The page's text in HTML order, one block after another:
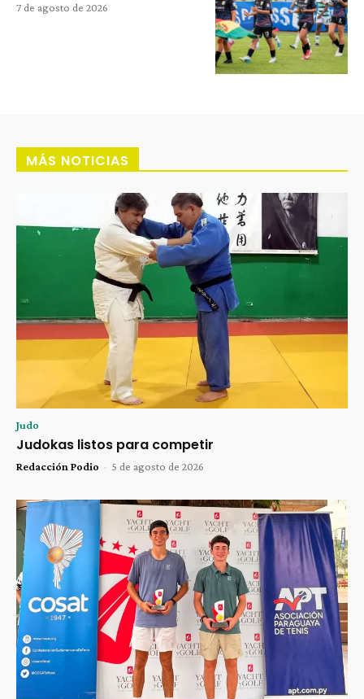
7 de agosto de 2026
MÁS NOTICIAS
Judo
Judokas listos para competir
Redacción Podio - 5 de agosto de 2026